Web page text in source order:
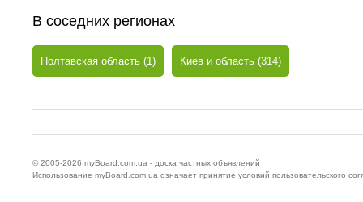
В соседних регионах
Полтавская область (1) Киев и область (314)
© 2005-2026 myBoard.com.ua - доска частных объявлений
Использование myBoard.com.ua означает принятие условий пользовательского